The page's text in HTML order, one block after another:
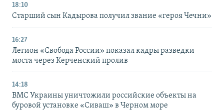
18:10
Старший сын Кадырова получил звание «героя Чечни»
16:27
Легион «Свобода России» показал кадры разведки
моста через Керченский пролив
14:18
ВМС Украины уничтожили российские объекты на
буровой установке «Сиваш» в Черном море